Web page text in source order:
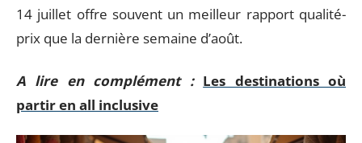
14 juillet offre souvent un meilleur rapport qualité-
prix que la dernière semaine d’août.
A lire en complément : Les destinations où
partir en all inclusive